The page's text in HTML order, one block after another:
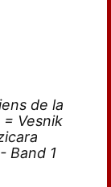
de la
= Vesnik
Band 1